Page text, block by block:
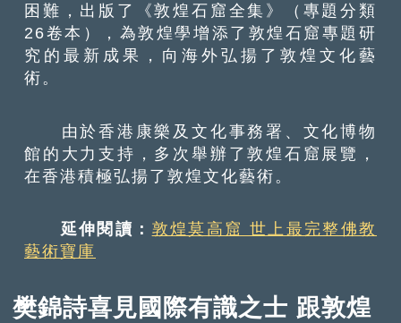
困難，出版了《敦煌石窟全集》（專題分類
26卷本），為敦煌學增添了敦煌石窟專題研
究的最新成果，向海外弘揚了敦煌文化藝
術。
由於香港康樂及文化事務署、文化博物
館的大力支持，多次舉辦了敦煌石窟展覽，
在香港積極弘揚了敦煌文化藝術。
延伸閱讀： 敦煌莫高窟 世上最完整佛教
藝術寶庫
樊錦詩喜見國際有識之士 跟敦煌